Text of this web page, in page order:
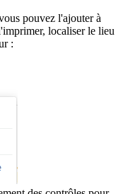
pouvez l'ajouter à
localiser le lieu
: